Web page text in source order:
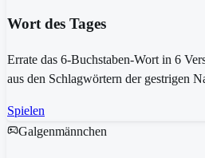
Wort des Tages
Errate das 6-Buchstaben-Wort in 6
aus den Schlagwörtern der gestrigen
Spielen
Galgenmännchen